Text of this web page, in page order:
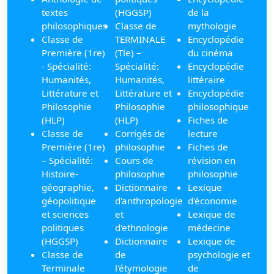
textes
philosophiques
Classe de
Première (1re)
- Spécialité:
Humanités,
Littérature et
Philosophie
(HLP)
Classe de
Première (1re)
– Spécialité:
Histoire-
géographie,
géopolitique
et sciences
politiques
(HGGSP)
Classe de
Terminale
(HGGSP)
Classe de
TERMINALE
(Tle) –
Spécialité:
Humanités,
Littérature et
Philosophie
(HLP)
Corrigés de
philosophie
Cours de
philosophie
Dictionnaire
d'anthropologie
et
d'ethnologie
Dictionnaire
de
l'étymologie
de la
mythologie
Encyclopédie
du cinéma
Encyclopédie
littéraire
Encyclopédie
philosophique
Fiches de
lecture
Fiches de
révision en
philosophie
Lexique
d'économie
Lexique de
médecine
Lexique de
psychologie et
de